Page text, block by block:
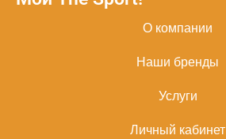
О компании
Наши бренды
Услуги
Личный кабинет